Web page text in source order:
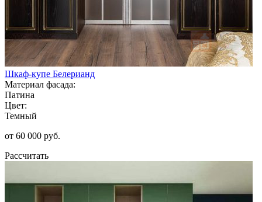
Шкаф-купе Белерианд
Материал фасада:
Патина
Цвет:
Темный
от 60 000 руб.
Рассчитать